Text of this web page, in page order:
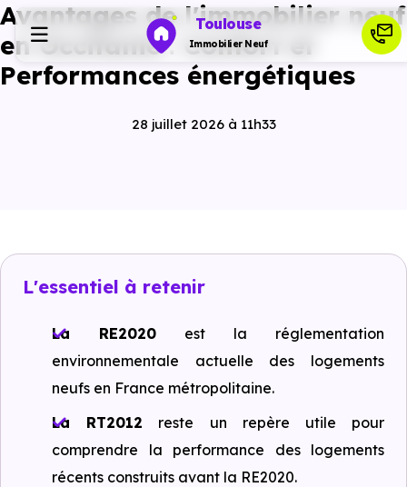
Toulouse
Immobilier Neuf
Actualités
Ressources
Financer
Avantages de l'immobilier neuf
en Occitanie : Confort et
Performances énergétiques
28 juillet 2026 à 11h33
L'essentiel à retenir
La RE2020 est la réglementation
environnementale actuelle des logements
neufs en France métropolitaine.
La RT2012 reste un repère utile pour
comprendre la performance des logements
récents construits avant la RE2020.